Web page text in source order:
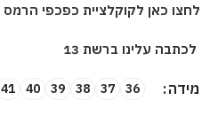
לחצו כאן לקוקלציית כפכפי הרמס
לכתבה עלינו ברשת 13
מידה 36
37
38
39
40
41